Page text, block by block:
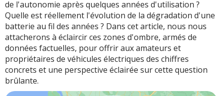
de l'autonomie après quelques années d'utilisation ?
Quelle est réellement l'évolution de la dégradation d'une
batterie au fil des années ? Dans cet article, nous nous
attacherons à éclaircir ces zones d'ombre, armés de
données factuelles, pour offrir aux amateurs et
propriétaires de véhicules électriques des chiffres
concrets et une perspective éclairée sur cette question
brûlante.